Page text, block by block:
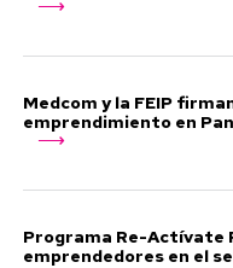
Medcom y la FEIP
emprendimiento en
Programa Re-Actívate
emprendedores en el